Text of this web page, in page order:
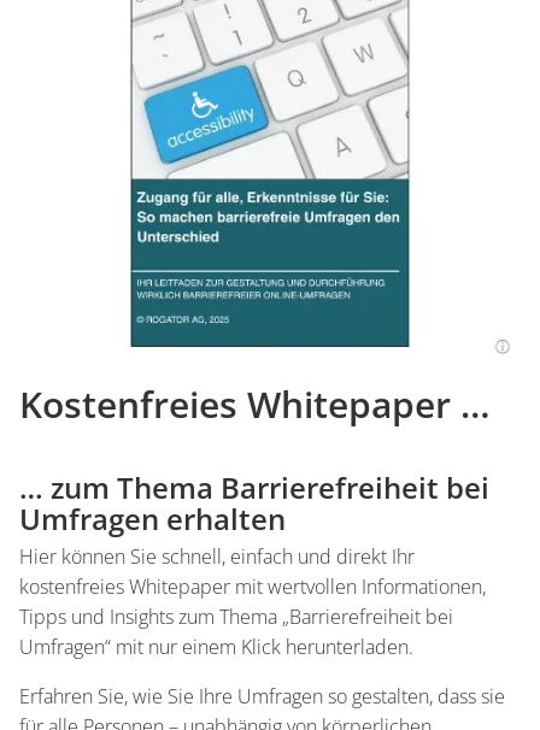
Kostenfreies Whitepaper …
… zum Thema Barrierefreiheit bei
Umfragen erhalten
Hier können Sie schnell, einfach und direkt Ihr
kostenfreies Whitepaper mit wertvollen Informationen,
Tipps und Insights zum Thema „Barrierefreiheit bei
Umfragen“ mit nur einem Klick herunterladen.
Erfahren Sie, wie Sie Ihre Umfragen so gestalten, dass sie